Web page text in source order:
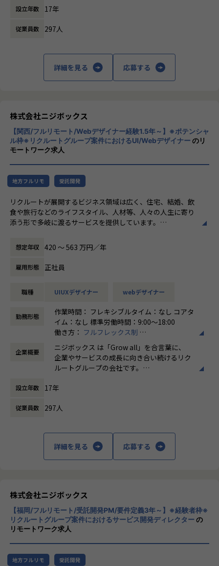
現場ではただ指示された業務を行うのではなく、プロジェク
うべきか？施策を実施することで本当にKPIが達成できるの
約4,500万人規模のユーザを抱える大規模なメディアを通し
て業務を経験することは、個人として今後のキャリアアップ
にも繋げていただける大きな成長機会です。
入社後はグループ内でのサポートに加え、共有会や勉強会を
通じてさらにスキルアップをしていくことができる体制が整
っています。
さらに、業界の牽引者をメンターとして招いた講習など、ト
ます。
★ニジボックスでのワークスタイルが分かる、ブログ記事も
メンバーや社内の雰囲気、自由に学べてスキルアップできる
環境を感じていただけたら 嬉しいです！
・【社員インタビュー】Wantedly...https://www.wantedly.c
om/companies/nijibox/feed
s/nijibox
・【運営メディア】POSTD…https://postd.cc/
・【運営イベント】…https://nijibox.connpass.com/
【業務の変更の範囲】
無
ングなどを通じて、お客様のビジネスに伴走
私たちはこの言葉を企業のVisionとしていま
す。
とらえること。
期待を大きく超える新たな価値を共に創り出
すこと。皆さまがサービスの成長を志したと
きに、
真っ先にニジボックスを思い浮かべていただ
けることを目指しています。
設立年数 17年
従業員数 297人
詳細を見る 応募する
株式会社ニジボックス
【関西/フルリモート/Webデザイナー経験1.5年～】※ポテンシャ
ル枠※リクルートグループ案件におけるUI/Webデザイナーのリ
モートワーク求人
地方フルリモ 受託開発
リクルートが展開するビジネス領域は広く、住宅、結婚、飲
食や旅行などのライフスタイル、人材等、人々の人生に寄り
添う形で多岐に渡るサービスを提供しています。
やゼクシィ、ホットペッパー、 じゃらん、リクナビな
どの国内最大級のメディアに携わるデザイナーを募集してい
ます。
企画責任者やディレクター、UXデザイナー、フロントエンジ
めABテストなどの施策結果も踏まえ、デザイン面からサービ
スの改善を提案、実施
-デザイン制作(使用ツール例：figma、Sketch、Adobe X
D、Photoshopなど)
品質チェック
施策のリリース後は、企画責任者と共に効果測定を実施
現場ではただ指示された業務を行うのではなく、プロジェク
うべきか？施策を実施することで本当にKPIが達成できるの
約4,500万人規模のユーザを抱える大規模なメディアを通し
て業務を経験することは、個人として今後のキャリアアップ
にも繋げていただける大きな成長機会です。
入社後はグループ内でのサポートに加え、共有会や勉強会を
通じてさらにスキルアップをしていくことができる体制が整
っています。
さらに、業界の牽引者をメンターとして招いた講習など、ト
想定年収 420 〜 563 万円／年
雇用形態 正社員
職種 UIUXデザイナー webデザイナー
勤務形態
作業時間： フレキシブルタイム：なし コアタ
イム：なし 標準労働時間：9:00〜18:00
働き方： フルフレックス制
時間外労働の有無： 有（月平均5時間～10時
間）
休憩時間： 60分
企業概要
ニジボックス は「Grow all」を合言葉に、
企業やサービスの成長に向き合い続けるリク
ルートグループの会社です。
ングなどを通じて、お客様のビジネスに伴走
私たちはこの言葉を企業のVisionとしていま
す。
とらえること。
期待を大きく超える新たな価値を共に創り出
すこと。皆さまがサービスの成長を志したと
きに、
真っ先にニジボックスを思い浮かべていただ
けることを目指しています。
設立年数 17年
従業員数 297人
詳細を見る 応募する
株式会社ニジボックス
【福岡/フルリモート/受託開発PM/要件定義3年～】※経験者枠※
リクルートグループ案件におけるサービス開発ディレクターの
リモートワーク求人
地方フルリモ 受託開発